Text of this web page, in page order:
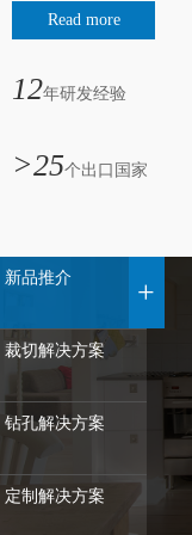
从自动化生产模式到智
对标国际品牌，为中国
Read more
12年研发经验
>25个出口国家
新品推介 +
裁切解决方案
钻孔解决方案
定制解决方案